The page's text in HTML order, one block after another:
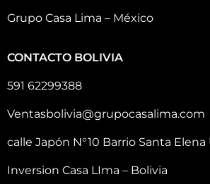
Grupo Casa Lima – México
CONTACTO BOLIVIA
591 62299388
Ventasbolivia@grupocasalima.com
calle Japón N°10 Barrio Santa Elena
Inversion Casa LIma – Bolivia